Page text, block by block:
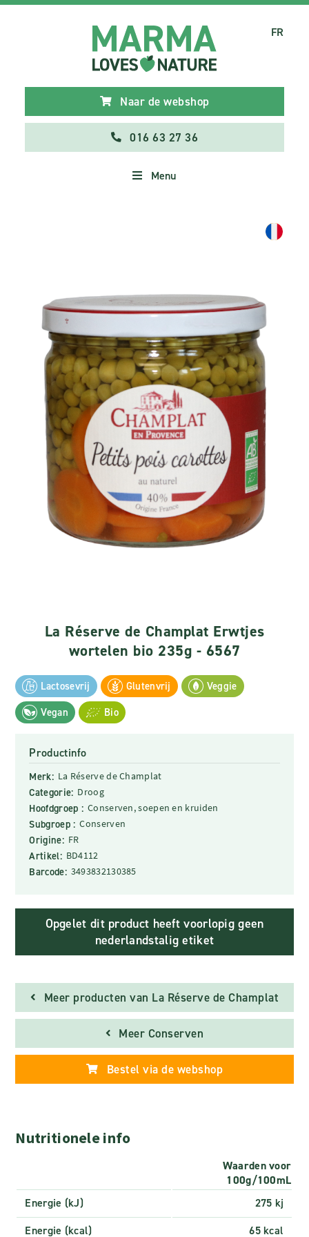
Naar de webshop
016 63 27 36
Menu
FR
La Réserve de Champlat Erwtjes
wortelen bio 235g - 6567
Lactosevrij Glutenvrij
Veggie
Vegan
Bio
Productinfo
Merk: La Réserve de Champlat
Categorie: Droog
Hoofdgroep : Conserven, soepen en kruiden
Subgroep : Conserven
Origine: FR
Artikel: BD4112
Barcode: 3493832130385
Opgelet dit product heeft voorlopig geen
nederlandstalig etiket
Meer producten van La Réserve de Champlat
Meer Conserven
Bestel via de webshop
Nutritionele info
Waarden voor
100g/100mL
Energie (kJ)
275 kj
Energie (kcal)
65 kcal